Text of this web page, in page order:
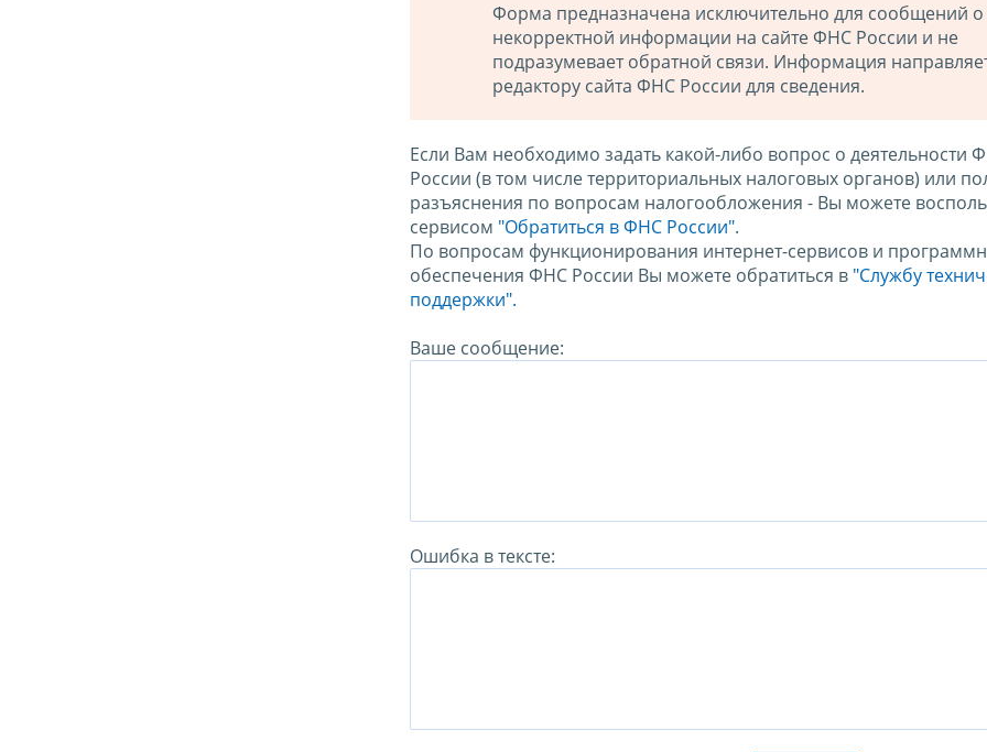
Форма предназначена исключительно для сообщений о
некорректной информации на сайте ФНС России и не
подразумевает обратной связи. Информация
редактору сайта ФНС России для сведения.
Если Вам необходимо задать какой-либо вопрос о деятельности
России (в том числе территориальных налоговых органов) или
разъяснения по вопросам налогообложения - Вы можете
сервисом "Обратиться в ФНС России".
По вопросам функционирования интернет-сервисов и
обеспечения ФНС России Вы можете обратиться в "Службу
поддержки".
Ваше сообщение:
Ошибка в тексте: